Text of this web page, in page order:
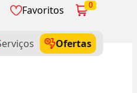
Favoritos 0
Ofertas